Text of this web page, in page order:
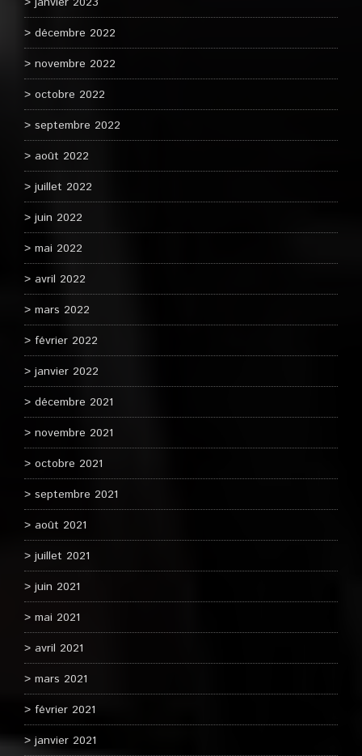
décembre 2022
novembre 2022
octobre 2022
septembre 2022
août 2022
juillet 2022
juin 2022
mai 2022
avril 2022
mars 2022
février 2022
janvier 2022
décembre 2021
novembre 2021
octobre 2021
septembre 2021
août 2021
juillet 2021
juin 2021
mai 2021
avril 2021
mars 2021
février 2021
janvier 2021